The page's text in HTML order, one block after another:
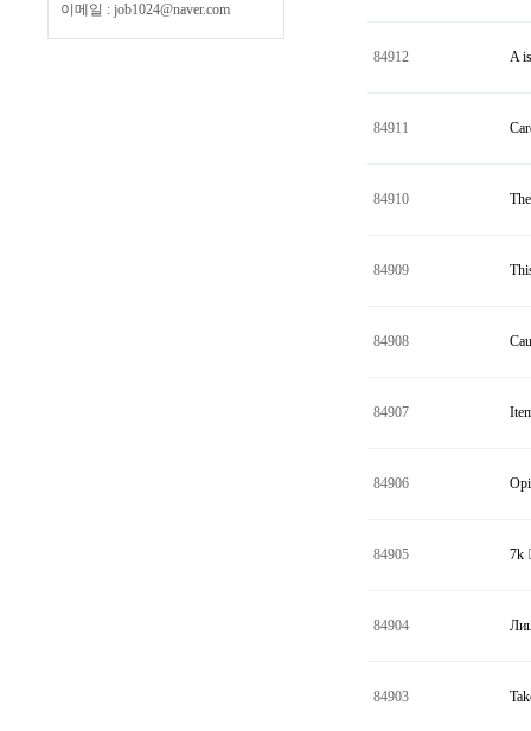
이메일 : job1024@naver.com
84912 A
84911
84910
84909
84908
84907
84906
84905 7k
84904
84903